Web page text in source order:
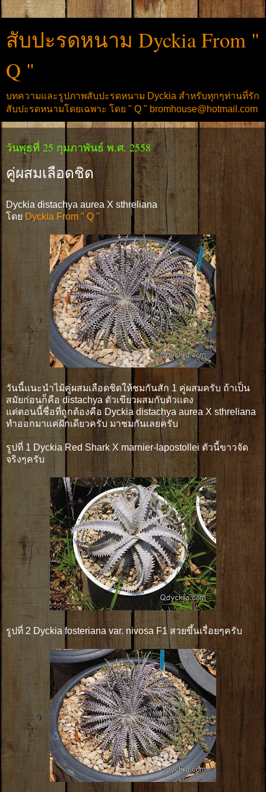
สับปะรดหนาม Dyckia From "
Q "
บทความและรูปภาพสับปะรดหนาม Dyckia สำหรับทุกๆท่านที่รัก
สับปะรดหนามโดยเฉพาะ โดย " Q " bromhouse@hotmail.com
วันพุธที่ 25 กุมภาพันธ์ พ.ศ. 2558
คู่ผสมเลือดชิด
Dyckia distachya aurea X sthreliana
โดยDyckia From " Q "
วันนี้แนะนำไม้คู่ผสมเลือดชิดให้ชมกันสัก 1 คู่ผสมครับ ถ้าเป็น
สมัยก่อนก็คือ distachya ตัวเขียวผสมกับตัวเเดง
แต่ตอนนี้ชื่อที่ถูกต้องคือ Dyckia distachya aurea X sthreliana
ทำออกมาเเค่ฝักเดียวครับ มาชมกันเลยครับ
รูปที่ 1 Dyckia Red Shark X marnier-lapostollei ตัวนี้ขาวจัด
จริงๆครับ
รูปที่ 2 Dyckia fosteriana var. nivosa F1 สวยขึ้นเรื่อยๆครับ